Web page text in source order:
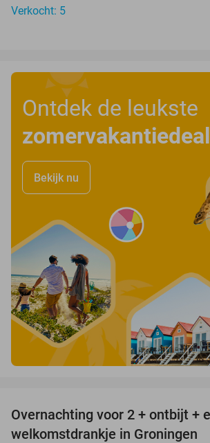
Verkocht: 5
Ontdek de leukste
Bekijk nu
Overnachting voor 2 + ontbijt +
welkomstdrankje in Groningen